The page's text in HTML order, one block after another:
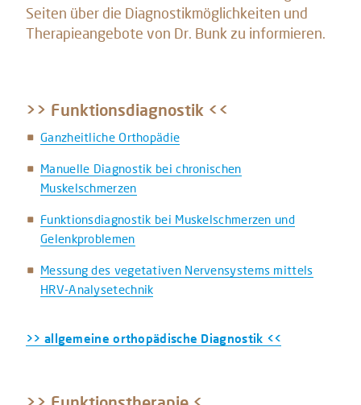
Seiten über die Diagnostikmöglichkeiten und
Therapieangebote von Dr. Bunk zu informieren.
>> Funktionsdiagnostik <<
Ganzheitliche Orthopädie
Manuelle Diagnostik bei chronischen
Muskelschmerzen
Funktionsdiagnostik bei Muskelschmerzen und
Gelenkproblemen
Messung des vegetativen Nervensystems mittels
HRV-Analysetechnik
>> allgemeine orthopädische Diagnostik <<